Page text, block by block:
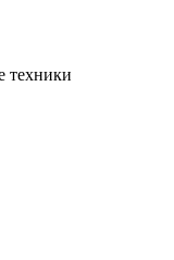
техники